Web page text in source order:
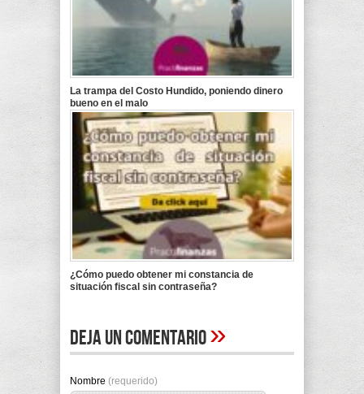
La trampa del Costo Hundido, poniendo dinero
bueno en el malo
¿Cómo puedo obtener mi constancia de
situación fiscal sin contraseña?
Deja un comentario»
Nombre (requerido)